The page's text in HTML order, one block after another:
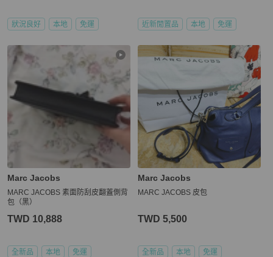
狀況良好 本地 免運 近新閒置品 本地 免運
Marc Jacobs
MARC JACOBS 素面防刮皮翻蓋側背
包（黑）
TWD 10,888
全新品 本地 免運
Marc Jacobs
MARC JACOBS 皮包
TWD 5,500
全新品 本地 免運